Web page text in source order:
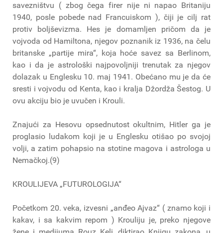
savezništvu ( zbog čega firer nije ni napao Britaniju
1940, posle pobede nad Francuiskom ), čiji je cilj rat
protiv boljševizma. Hes je domamljen pričom da je
vojvoda od Hamiltona, njegov poznanik iz 1936, na čelu
britanske „partije mira“, koja hoće savez sa Berlinom,
kao i da je astrološki najpovoljniji trenutak za njegov
dolazak u Englesku 10. maj 1941. Obećano mu je da će
sresti i vojvodu od Kenta, kao i kralja Džordža Šestog. U
ovu akciju bio je uvučen i Krouli.
Znajući za Hesovu opsednutost okultnim, Hitler ga je
proglasio ludakom koji je u Englesku otišao po svojoj
volji, a zatim pohapsio na stotine magova i astrologa u
Nemačkoj.(9)
KROULIJEVA „FUTUROLOGIJA“
Početkom 20. veka, izvesni „anđeo Ajvaz“ ( znamo koji i
kakav, i sa kakvim repom ) Krouliju je, preko njegove